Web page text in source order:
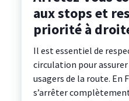
aux stops et
priorité à
Il est essentiel de
circulation pour
usagers de la route. En
s’arrêter